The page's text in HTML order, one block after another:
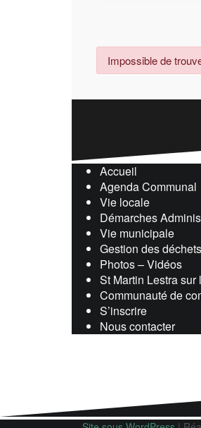
Impossible de
Accueil
Agenda Communal
Vie locale
Démarches
Vie municipale
Gestion des déchets
Photos – Vidéos
St Martin Lestra sur
Communauté de
S’inscrire
Nous contacter